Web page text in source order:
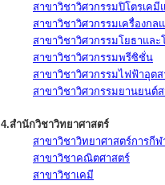
สาขาวิชาวิศวกรรมปิโตรเค
สาขาวิชาวิศวกรรมเครื่องก
สาขาวิชาวิศวกรรมโยธาและ
สาขาวิชาวิศวกรรมพรีซิชั่น
สาขาวิชาวิศวกรรมไฟฟ้าอุต
สาขาวิชาวิศวกรรมยานยนต์
4.สำนักวิชาวิทยาศาสตร์
สาขาวิชาวิทยาศาสตร์การกีฬ
สาขาวิชาคณิตศาสตร์
สาขาวิชาเคมี